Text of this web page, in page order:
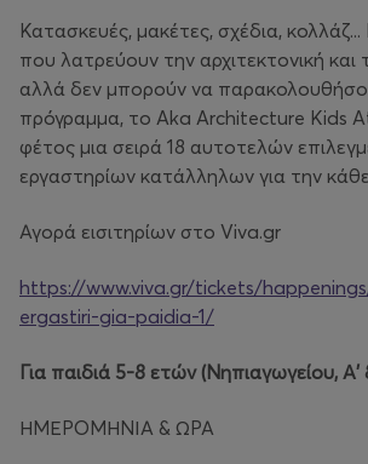
Κατασκευές, μακέτες, σχέδια, κολλάζ...
που λατρεύουν την αρχιτεκτονική και
αλλά δεν μπορούν να
πρόγραμμα, το Aka Architecture Kids
φέτος μια σειρά 18 αυτοτελών
εργαστηρίων κατάλληλων για την
Αγορά εισιτηρίων στο Viva.gr
https://www.viva.gr/tickets/
ergastiri-gia-paidia-1/
Για παιδιά 5-8 ετών (Νηπιαγωγείου,
ΗΜΕΡΟΜΗΝΙΑ & ΩΡΑ